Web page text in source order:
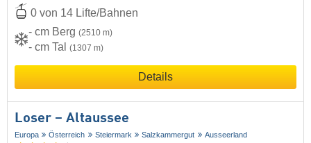
0 von 14 Lifte/Bahnen
- cm Berg (2510 m)
- cm Tal (1307 m)
Details
Loser – Altaussee
Europa Österreich Steiermark Salzkammergut Ausseerland